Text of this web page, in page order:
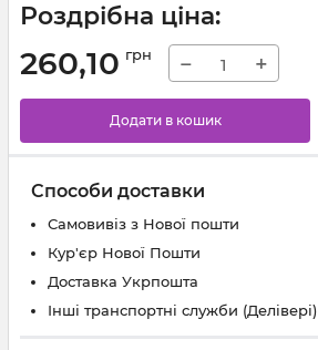
Роздрібна ціна:
260,10 грн − +
Додати в кошик
Способи доставки
Самовивіз з Нової пошти
Кур'єр Нової Пошти
Доставка Укрпошта
Інші транспортні служби (Делівері)